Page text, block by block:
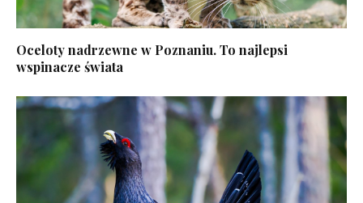
Oceloty nadrzewne w Poznaniu. To najlepsi
wspinacze świata